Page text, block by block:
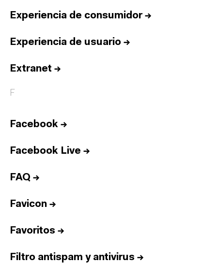
Experiencia de consumidor→
Experiencia de usuario →
Extranet →
F
Facebook →
Facebook Live →
FAQ →
Favicon →
Favoritos →
Filtro antispam y antivirus →